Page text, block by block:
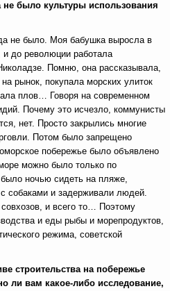
не было культуры использования
не было. Моя бабушка выросла в
до революции работала
Помню, она рассказывала,
рынок, покупала морских улиток
плов… Говоря на современном
Почему это исчезло, коммунисты
нет. Просто закрылись многие
Потом было запрещено
побережье было объявлено
можно было только по
ночью сидеть на пляже,
собаками и задерживали людей.
и всего то… Поэтому
и еды рыбы и морепродуктов,
режима, советской
строительства на побережье
ли вам какое-либо исследование,